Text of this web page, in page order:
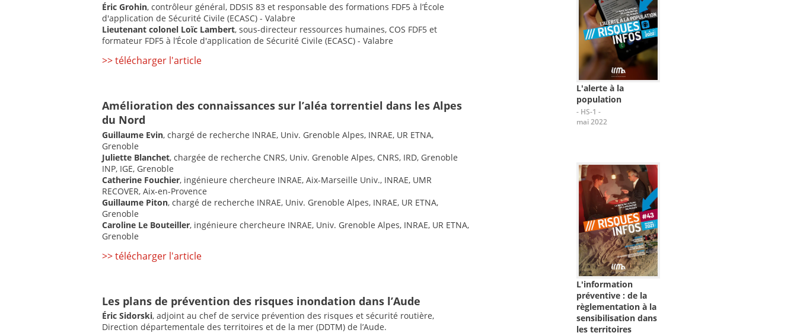
Éric Grohin, contrôleur général, DDSIS 83 et responsable des formations FDF5 à l’École
d'application de Sécurité Civile (ECASC) - Valabre
Lieutenant colonel Loïc Lambert, sous-directeur ressources humaines, COS FDF5 et
formateur FDF5 à l’École d'application de Sécurité Civile (ECASC) - Valabre
>> télécharger l'article
Amélioration des connaissances sur l’aléa torrentiel dans les Alpes
du Nord
Guillaume Evin, chargé de recherche INRAE, Univ. Grenoble Alpes, INRAE, UR ETNA,
Grenoble
Juliette Blanchet, chargée de recherche CNRS, Univ. Grenoble Alpes, CNRS, IRD, Grenoble
INP, IGE, Grenoble
Catherine Fouchier, ingénieure chercheure INRAE, Aix-Marseille Univ., INRAE, UMR
RECOVER, Aix-en-Provence
Guillaume Piton, chargé de recherche INRAE, Univ. Grenoble Alpes, INRAE, UR ETNA,
Grenoble
Caroline Le Bouteiller, ingénieure chercheure INRAE, Univ. Grenoble Alpes, INRAE, UR ETNA,
Grenoble
>> télécharger l'article
Les plans de prévention des risques inondation dans l’Aude
Éric Sidorski, adjoint au chef de service prévention des risques et sécurité routière,
Direction départementale des territoires et de la mer (DDTM) de l’Aude.
L'alerte à la
population
- HS-1 -
mai 2022
L'information
préventive : de la
règlementation à la
sensibilisation dans
les territoires